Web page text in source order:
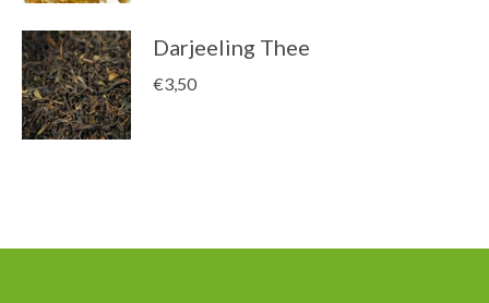
Darjeeling Thee
€3,50